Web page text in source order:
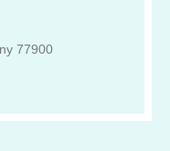
Najdete u nás značky
& Stratton. Základní
77900